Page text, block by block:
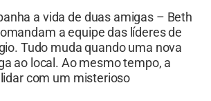
a vida de duas amigas – Beth
a equipe das líderes de
Tudo muda quando uma nova
ao local. Ao mesmo tempo, a
com um misterioso